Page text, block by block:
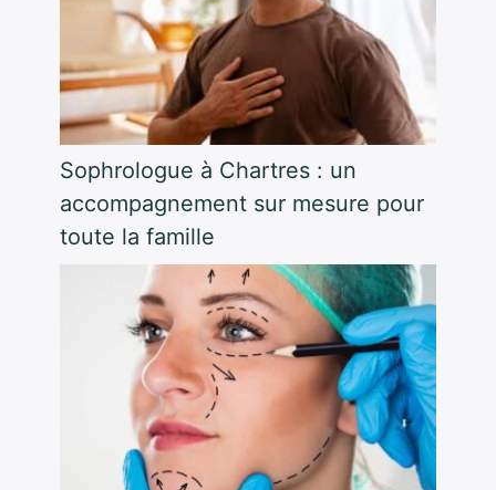
Sophrologue à Chartres : un
accompagnement sur mesure pour
toute la famille